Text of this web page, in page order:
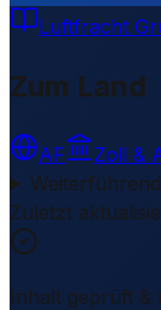
Luftfracht
Zum Land
AF
Zoll &
Zuletzt
Inhalt geprüft &